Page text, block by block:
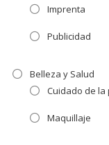
Imprenta
Publicidad
Belleza y Salud
Cuidado de la
Maquillaje